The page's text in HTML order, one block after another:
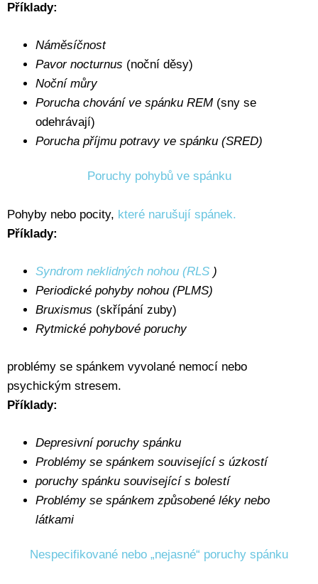
Příklady:
Náměsíčnost
Pavor nocturnus (noční děsy)
Noční můry
Porucha chování ve spánku REM (sny se
odehrávají)
Porucha příjmu potravy ve spánku (SRED)
Poruchy pohybů ve spánku
Pohyby nebo pocity, které narušují spánek.
Příklady:
Syndrom neklidných nohou (RLS )
Periodické pohyby nohou (PLMS)
Bruxismus (skřípání zuby)
Rytmické pohybové poruchy
problémy se spánkem vyvolané nemocí nebo
psychickým stresem.
Příklady:
Depresivní poruchy spánku
Problémy se spánkem související s úzkostí
poruchy spánku související s bolestí
Problémy se spánkem způsobené léky nebo
látkami
Nespecifikované nebo „nejasné“ poruchy spánku